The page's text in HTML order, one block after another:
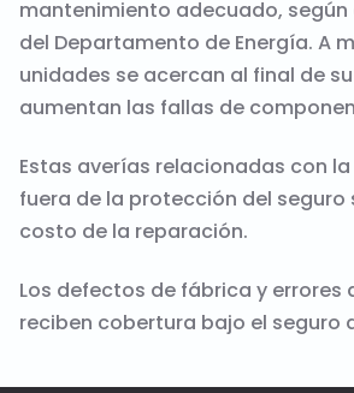
mantenimiento adecuado,
del Departamento de Energía. A
unidades se acercan al final de
aumentan las fallas de
Estas averías relacionadas con
fuera de la protección del seguro
costo de la reparación.
Los defectos de fábrica y errores
reciben cobertura bajo el seguro